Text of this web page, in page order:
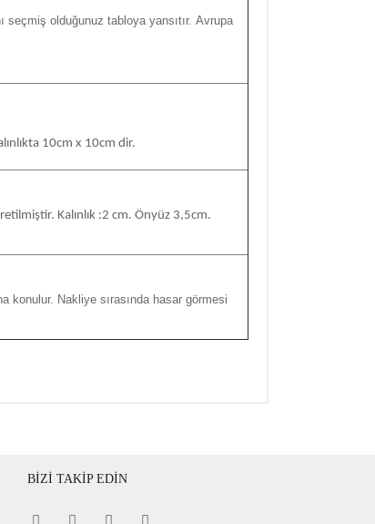
seçmiş olduğunuz tabloya yansıtır. Avrupa
10cm x 10cm dir.
Kalınlık :2 cm. Önyüz 3,5cm.
konulur. Nakliye sırasında hasar görmesi
BİZİ TAKİP EDİN